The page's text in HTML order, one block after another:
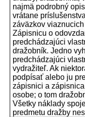
najmä podrobný
vrátane
záväzkov
Zápisnicu o
predchádzajúci
dražobník. Jedno
predchádzajúci
vydražiteľ. Ak
podpísať alebo ju
zápisnici a
osobe; o tom
Všetky náklady
predmetu dražby